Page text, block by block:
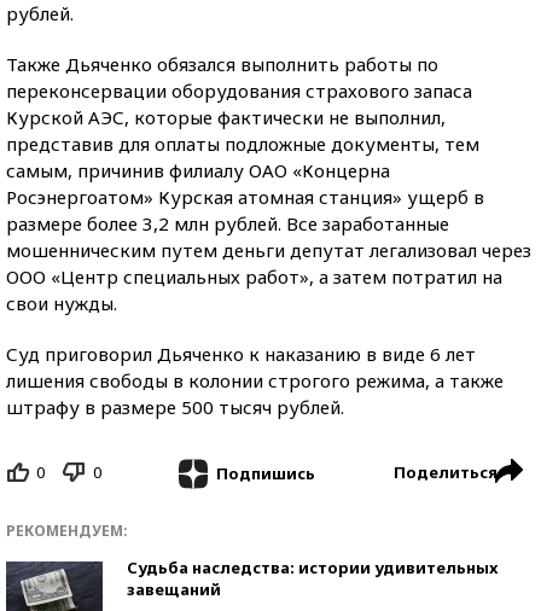
рублей.
Также Дьяченко обязался выполнить работы по
переконсервации оборудования страхового запаса
Курской АЭС, которые фактически не выполнил,
представив для оплаты подложные документы, тем
самым, причинив филиалу ОАО «Концерна
Росэнергоатом» Курская атомная станция» ущерб в
размере более 3,2 млн рублей. Все заработанные
мошенническим путем деньги депутат легализовал через
ООО «Центр специальных работ», а затем потратил на
свои нужды.
Суд приговорил Дьяченко к наказанию в виде 6 лет
лишения свободы в колонии строгого режима, а также
штрафу в размере 500 тысяч рублей.
0 0 Подпишись Поделиться
РЕКОМЕНДУЕМ:
Судьба наследства: истории удивительных
завещаний